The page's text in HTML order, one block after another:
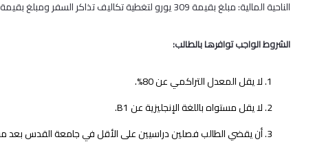
الناحية المالية: مبلغ بقيمة 309 يورو لتغطية تكاليف تذاكر السفر ومبلغ بقيمة 800 يورو بدل نفقات معيشة للشهر الواحد ولمدة أربع شهور.
الشروط الواجب توافرها بالطالب:
لا يقل المعدل التراكمي عن 80%.
لا يقل مستواه باللغة الإنجليزية عن B1.
أن يقضي الطالب فصلين دراسيين على الأقل في جامعة القدس بعد